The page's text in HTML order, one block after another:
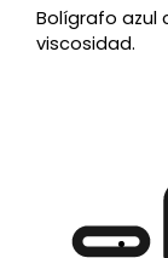
Bolígrafo azul
viscosidad.